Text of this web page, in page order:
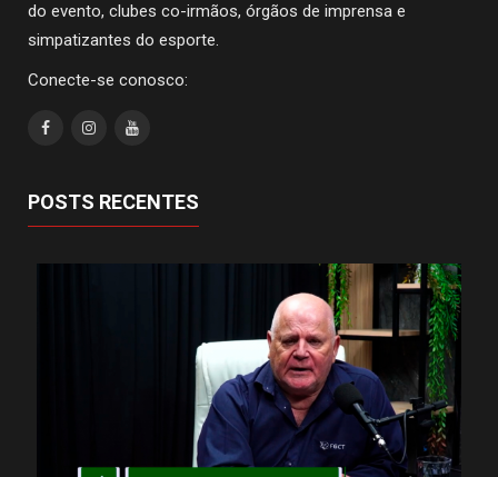
do evento, clubes co-irmãos, órgãos de imprensa e
simpatizantes do esporte.
Conecte-se conosco:
POSTS RECENTES